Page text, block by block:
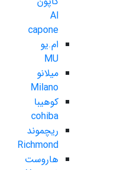
Al
capone
ام.یو
MU
میلانو
Milano
کوهیبا
cohiba
ریچموند
Richmond
هاروست